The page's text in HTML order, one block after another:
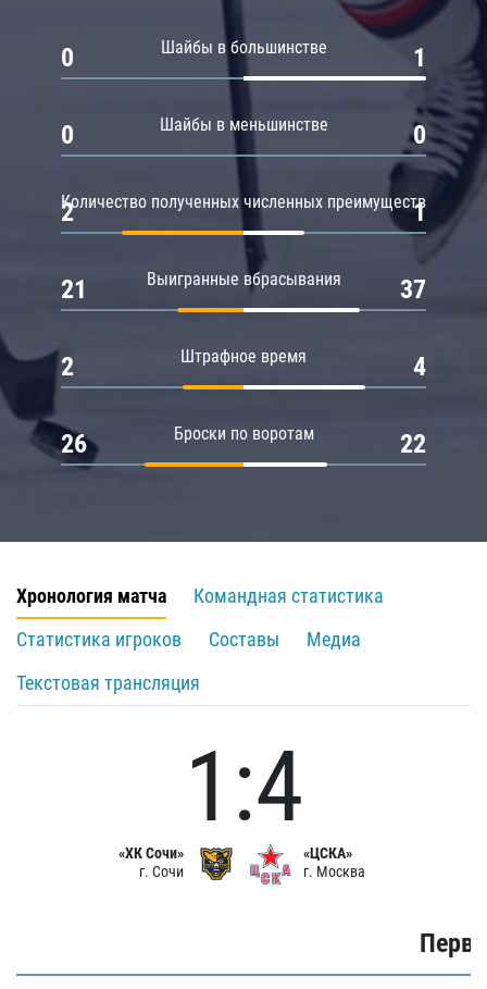
Шайбы в большинстве
0 1
Шайбы в меньшинстве
0 0
Количество полученных численных преимуществ
2 1
Выигранные вбрасывания
21 37
Штрафное время
2 4
Броски по воротам
26 22
Хронология матча
Командная статистика
Статистика игроков
Составы
Медиа
Текстовая трансляция
«ХК Сочи»
г. Сочи
1:4
«ЦСКА»
г. Москва